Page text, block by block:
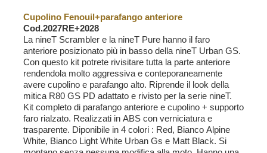
Cupolino Fenouil+parafango anteriore
Cod.2027RE+2028
La nineT Scrambler e la nineT Pure hanno il faro
anteriore posizionato più in basso della nineT Urban GS.
Con questo kit potrete rivisitare tutta la parte anteriore
rendendola molto aggressiva e conteporaneamente
avere cupolino e parafango alto. Riprende il look della
mitica R80 GS PD adattato e rivisto per la serie nineT.
Kit completo di parafango anteriore e cupolino + supporto
faro rialzato. Realizzati in ABS con verniciatura e
trasparente. Diponibile in 4 colori : Red, Bianco Alpine
White, Bianco Light White Urban Gs e Matt Black. Si